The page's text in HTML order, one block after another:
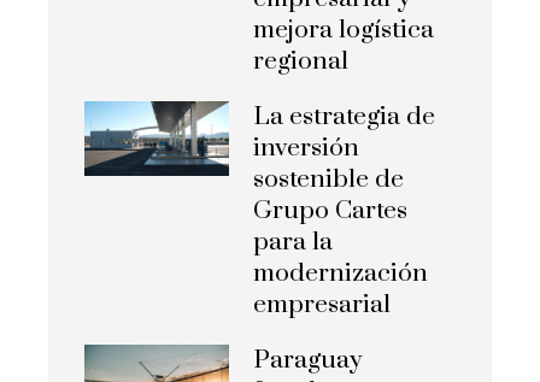
mejora logística
regional
La estrategia de
inversión
sostenible de
Grupo Cartes
para la
modernización
empresarial
Paraguay